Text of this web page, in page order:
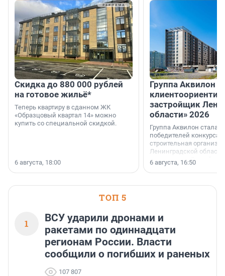
Скидка до 880 000 рублей
на готовое жильё*
Теперь квартиру в сданном ЖК
«Образцовый квартал 14» можно
купить со специальной скидкой.
6 августа, 18:00
Группа Аквилон
застройщик
области» 2026
Группа Аквилон стала
победителей конкурса
строительная
Ленинградской области
номинации «Самый
застройщик
6 августа, 16:50
ТОП 5
1
ВСУ ударили дронами и
ракетами по одиннадцати
регионам России. Власти
сообщили о погибших и раненых
107 807